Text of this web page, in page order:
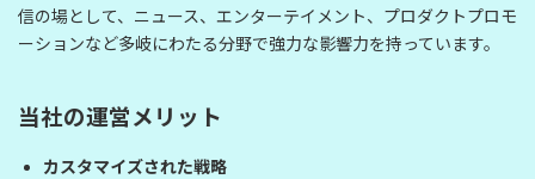
信の場として、ニュース、エンターテイメント、プロダクトプロモ
ーションなど多岐にわたる分野で強力な影響力を持っています。
当社の運営メリット
カスタマイズされた戦略